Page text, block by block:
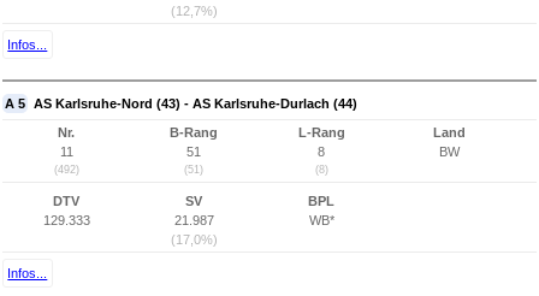
(12,7%)
Infos...
A 5 AS Karlsruhe-Nord (43) - AS Karlsruhe-Durlach (44)
Nr.
11
(492)
B-Rang
51
(51)
L-Rang
8
(8)
Land
BW
DTV
129.333
SV
21.987
(17,0%)
BPL
WB*
Infos...